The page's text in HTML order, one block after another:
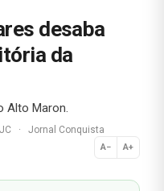
desaba
da
Alto Maron.
· Jornal Conquista
A− A+
Normal